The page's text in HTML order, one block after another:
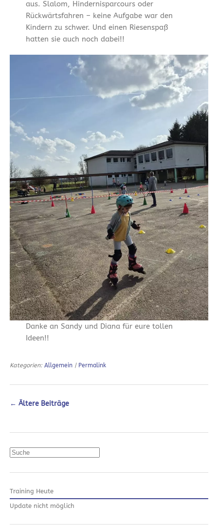
aus. Slalom, Hindernisparcours oder
Rückwärtsfahren – keine Aufgabe war den
Kindern zu schwer. Und einen Riesenspaß
hatten sie auch noch dabei!!
Danke an Sandy und Diana für eure tollen
Ideen!!
Kategorien: Allgemein | Permalink
← Ältere Beiträge
Suchen
Training Heute
Update nicht möglich